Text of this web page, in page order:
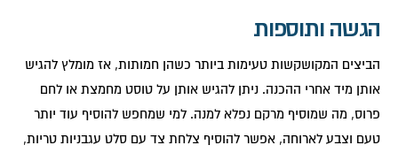
הגשה ותוספות
הביצים המקושקשות טעימות ביותר כשהן חמותות, אז מומלץ להגיש
אותן מיד אחרי ההכנה. ניתן להגיש אותן על טוסט מחמצת או לחם
פרוס, מה שמוסיף מרקם נפלא למנה. למי שמחפש להוסיף עוד יותר
טעם וצבע לארוחה, אפשר להוסיף צלחת צד עם סלט עגבניות טריות,